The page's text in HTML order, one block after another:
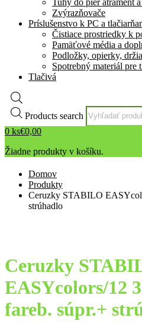
Tuhy do pier atrament
Zvýrazňovače
Príslušenstvo k PC a
Čistiace prostriedky k
Pamäťové média a
Podložky, opierky,
Spotrebný materiál pre
Tlačivá
Products search
0 ks€0,00
Žiadne produkty v košíku.
Domov
Produkty
Ceruzky STABILO
strúhadlo
Ceruzky
EASYcolors/12
fareb. súpr.+